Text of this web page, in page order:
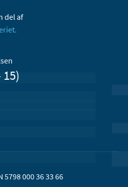
del af
15)
5798 000 36 33 66